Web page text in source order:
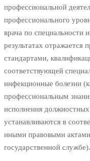
профессиональной
профессионального
врача по специальности
результатах отражается
стандартами,
соответствующей
инфекционные болезни
профессиональным
исполнения
устанавливаются в
иными правовыми
государственной службе).